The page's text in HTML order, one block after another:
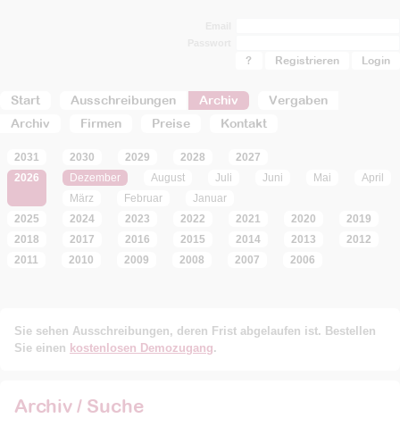
Start Ausschreibungen Archiv
Vergaben
Archiv
Firmen Preise Kontakt
? Registrieren
2031 2030 2029 2028
2027
2026
Dezember August Juli Juni Mai
April
März
Februar
Januar
2025
2024 2023 2022 2021 2020
2019
2018
2017 2016 2015 2014 2013
2012
2011
2010 2009 2008 2007 2006
Sie sehen Ausschreibungen, deren Frist abgelaufen ist. Bestellen
Sie einen kostenlosen Demozugang.
Archiv / Suche